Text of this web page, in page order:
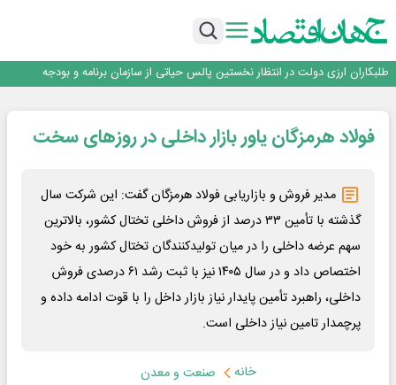
روایت شجره طیبه از حمایت ۵۰۰ استعداد درخشان در سال
طلبکاران ارزی دولت در انتظار نخستین پالس حیاتی از سازمان برنامه و بودجه
شرکت را در صدر قرار داده است
تأکید امام جمعه جاجرم بر ارتقای سواد رسانه‌ای و مطالبه‌گری خبرنگاران
روایت شجره طیبه از حمایت ۵۰۰ استعداد درخشان در سال
قیمت‌گذاری دستوری از خودرو تا حوزه فولاد، یک تجربه شکست خورده!
خدمت رسانی بیمه دی با تکیه بر تحول دیجیتال همراه با افزایش کیفیت ، این
شرکت را در صدر قرار داده است
فولاد هرمزگان یاور بازار داخلی در روزهای سخت
مدیر فروش و بازاریابی فولاد هرمزگان گفت: این شرکت سال
گذشته با تأمین ۳۳ درصد از فروش داخلی تختال کشور، بالاترین
سهم عرضه داخلی را در میان تولیدکنندگان تختال کشور به خود
اختصاص داد و در سال ۱۴۰۵ نیز با ثبت رشد ۶۱ درصدی فروش
داخلی، راهبرد تأمین پایدار نیاز بازار داخل را با قوت ادامه داده و
پرچمدار تامین نیاز داخلی است.
خانه
صنعت و معدن